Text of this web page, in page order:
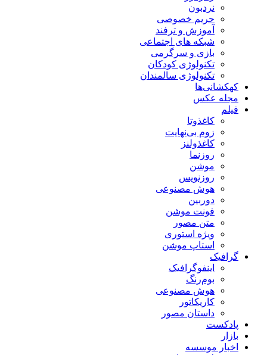
نردبون
حریم خصوصی
آموزش و ترفند
شبکه های اجتماعی
بازی و سرگرمی
تکنولوژی کودکان
تکنولوژی سالمندان
کهکشانی‌ها
مجله عکس
فیلم
کاغذوتا
زوم بی‌نهایت
کاغذولنز
روزنما
موشن
روزنویس
هوش مصنوعی
دوربین
فونت موشن
متن مصور
ویژه استوری
استاپ موشن
گرافیک
اینفوگرافیک
بوم‌رنگ
هوش مصنوعی
کاریکاتور
داستان مصور
پادکست
بازار
اخبار موسسه